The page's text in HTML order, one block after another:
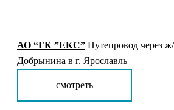
АО “ГК ”ЕКС” Путепровод через
Добрынина в г. Ярославль
смотреть